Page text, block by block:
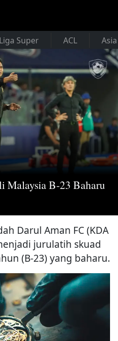
Liga Super ACL
Malaysia B-23 Baharu
Darul Aman FC (KDA
jurulatih skuad
(B-23) yang baharu.